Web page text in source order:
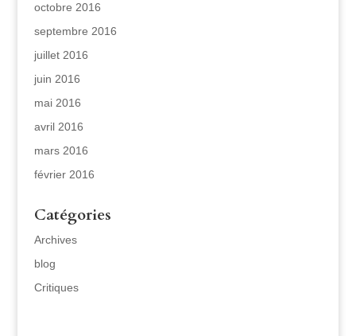
octobre 2016
septembre 2016
juillet 2016
juin 2016
mai 2016
avril 2016
mars 2016
février 2016
Catégories
Archives
blog
Critiques